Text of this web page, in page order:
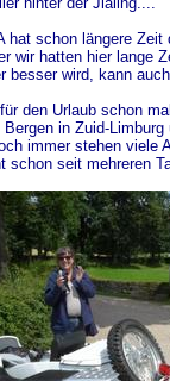
hat schon längere Zeit
wir hatten hier lange
besser wird, kann
den Urlaub schon
Bergen in Zuid-
immer stehen viele
schon seit mehreren